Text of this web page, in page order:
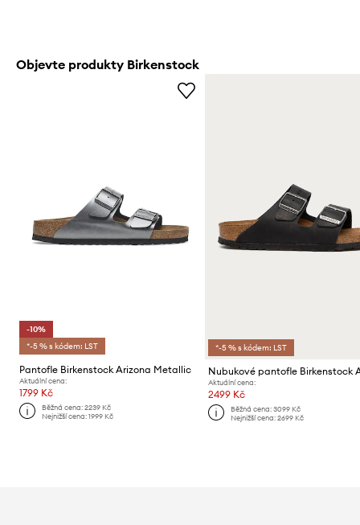
Objevte produkty Birkenstock
-10%
*-5 % s kódem: LST
Pantofle Birkenstock Arizona Metallic
Aktuální cena:
1799 Kč
Běžná cena:2239 Kč
Nejnižší cena:1999 Kč
*-5 % s kódem: LST
Aktuální cena:
2499 Kč
Běžná cena: 3099 Kč
Nejnižší cena: 2699 Kč